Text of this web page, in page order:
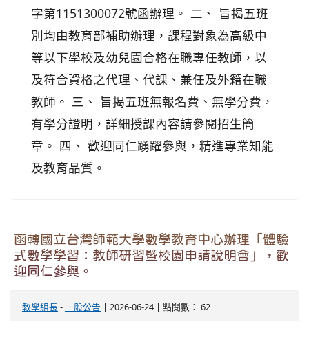
字第1151300072號函辦理。 二、 旨揭五班
別均由教育部補助辦理，課程對象為高級中
等以下學校及幼兒園合格在職專任教師，以
及符合資格之代理、代課、兼任及外籍在職
教師。 三、 旨揭五班無報名費、無學分費，
有學分證明，詳細授課內容請參閱招生簡
章。 四、 歡迎同仁踴躍參與，精進專業知能
及教育品質。
函轉國立台灣師範大學數學教育中心辦理「體驗
式數學學習：教師研習暨校園申請說明會」，歡
迎同仁參與。
教學組長-一般公告 | 2026-06-24 | 點閱數： 62